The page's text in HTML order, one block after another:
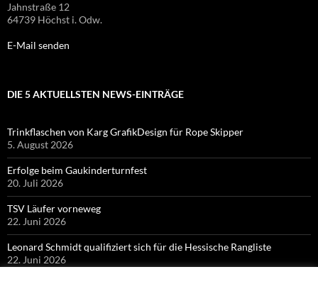
Jahnstraße 12
64739 Höchst i. Odw.
E-Mail senden
DIE 5 AKTUELLSTEN NEWS-EINTRÄGE
Trinkflaschen von Karg GrafikDesign für Rope Skipper
5. August 2026
Erfolge beim Gaukinderturnfest
20. Juli 2026
TSV Läufer vorneweg
22. Juni 2026
Leonard Schmidt qualifiziert sich für die Hessische Rangliste
22. Juni 2026